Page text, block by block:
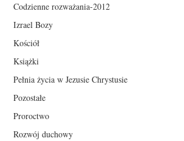
Codzienne rozważania-2012
Izrael Bozy
Kościół
Książki
Pełnia życia w Jezusie Chrystusie
Pozostałe
Proroctwo
Rozwój duchowy